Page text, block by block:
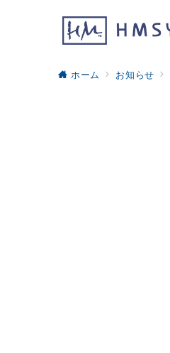
ホーム お知らせ